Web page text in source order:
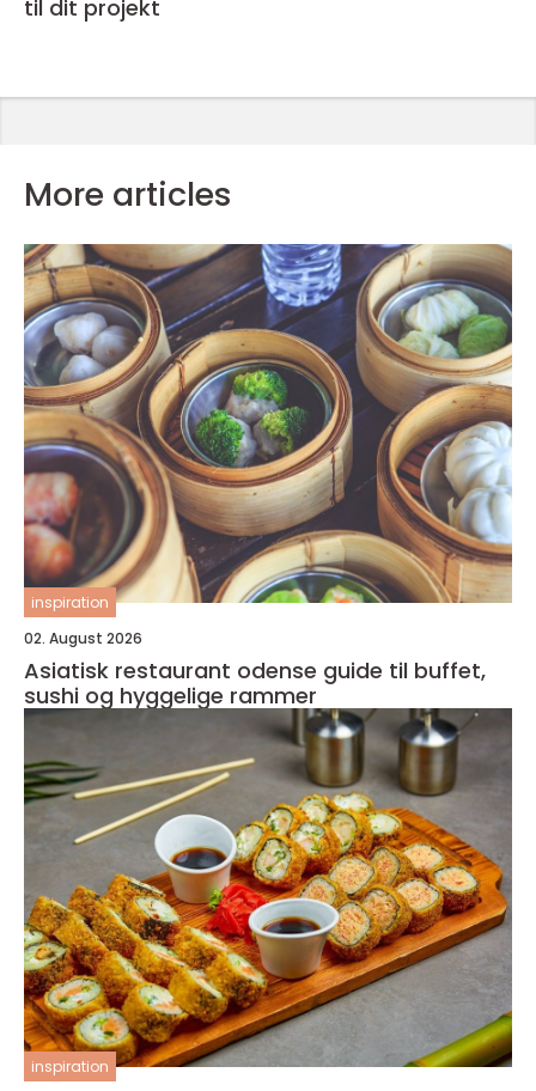
til dit projekt
More articles
inspiration
02. August 2026
Asiatisk restaurant odense guide til buffet,
sushi og hyggelige rammer
inspiration